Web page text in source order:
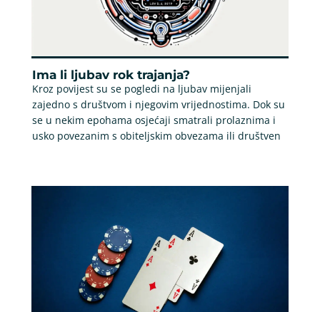
Ima li ljubav rok trajanja?
Kroz povijest su se pogledi na ljubav mijenjali
zajedno s društvom i njegovim vrijednostima. Dok su
se u nekim epohama osjećaji smatrali prolaznima i
usko povezanim s obiteljskim obvezama ili društven